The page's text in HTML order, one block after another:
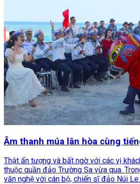
Âm thanh múa lân hòa cùng
Thật ấn tượng và bất ngờ với các vị
thuộc quần đảo Trường Sa vừa qua.
văn nghệ với cán bộ, chiến sĩ đảo Núi